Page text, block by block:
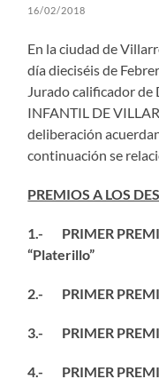
16/02/2018
En la ciudad de
día dieciséis de
Jurado calificador de
INFANTIL DE
deliberación
continuación se
PREMIOS A LOS
1.- PRIMER
“Platerillo”
2.- PRIMER
3.- PRIMER
4.- PRIMER